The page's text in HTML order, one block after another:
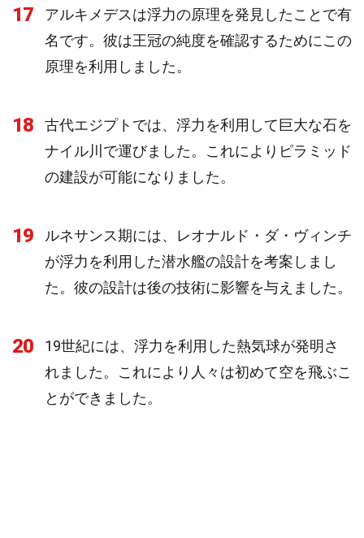
17
アルキメデスは浮力の原理を発見したことで有
名です。彼は王冠の純度を確認するためにこの
原理を利用しました。
18
古代エジプトでは、浮力を利用して巨大な石を
ナイル川で運びました。これによりピラミッド
の建設が可能になりました。
19
ルネサンス期には、レオナルド・ダ・ヴィンチ
が浮力を利用した潜水艦の設計を考案しまし
た。彼の設計は後の技術に影響を与えました。
20
19世紀には、浮力を利用した熱気球が発明さ
れました。これにより人々は初めて空を飛ぶこ
とができました。